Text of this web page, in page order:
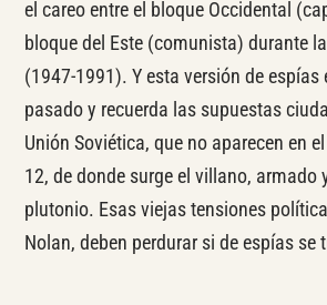
el careo entre el bloque Occidental
bloque del Este (comunista) durante
(1947-1991). Y esta versión de espías
pasado y recuerda las supuestas
Unión Soviética, que no aparecen en
12, de donde surge el villano, armado
plutonio. Esas viejas tensiones
Nolan, deben perdurar si de espías se